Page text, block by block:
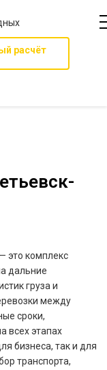
расчёт
это комплекс
дальние
груза и
между
сроки,
всех этапах
бизнеса, так и для
транспорта,